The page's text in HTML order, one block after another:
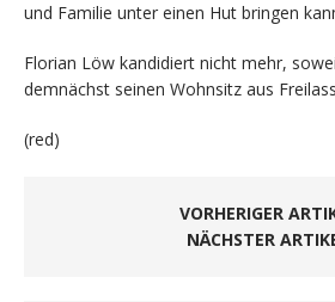
und Familie unter einen Hut bringen
Florian Löw kandidiert nicht mehr,
demnächst seinen Wohnsitz aus
(red)
VORHERIGER
NÄCHSTER